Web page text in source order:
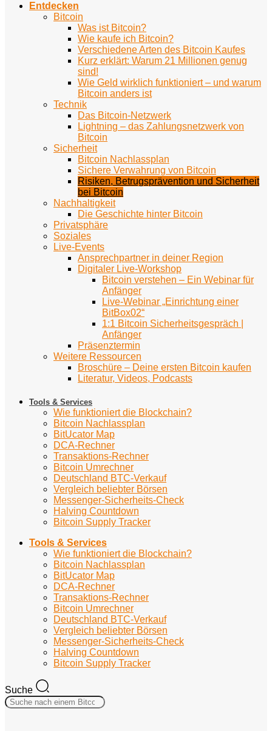
Entdecken
Bitcoin
Was ist Bitcoin?
Wie kaufe ich Bitcoin?
Verschiedene Arten des Bitcoin Kaufes
Kurz erklärt: Warum 21 Millionen genug
sind!
Wie Geld wirklich funktioniert – und warum
Bitcoin anders ist
Technik
Das Bitcoin-Netzwerk
Lightning – das Zahlungsnetzwerk von
Bitcoin
Sicherheit
Bitcoin Nachlassplan
Sichere Verwahrung von Bitcoin
Risiken, Betrugsprävention und Sicherheit
bei Bitcoin
Nachhaltigkeit
Die Geschichte hinter Bitcoin
Privatsphäre
Soziales
Live-Events
Ansprechpartner in deiner Region
Digitaler Live-Workshop
Bitcoin verstehen – Ein Webinar für
Anfänger
Live-Webinar „Einrichtung einer
BitBox02“
1:1 Bitcoin Sicherheitsgespräch |
Anfänger
Präsenztermin
Weitere Ressourcen
Broschüre – Deine ersten Bitcoin kaufen
Literatur, Videos, Podcasts
Tools & Services
Wie funktioniert die Blockchain?
Bitcoin Nachlassplan
BitUcator Map
DCA-Rechner
Transaktions-Rechner
Bitcoin Umrechner
Deutschland BTC-Verkauf
Vergleich beliebter Börsen
Messenger-Sicherheits-Check
Halving Countdown
Bitcoin Supply Tracker
Tools & Services
Wie funktioniert die Blockchain?
Bitcoin Nachlassplan
BitUcator Map
DCA-Rechner
Transaktions-Rechner
Bitcoin Umrechner
Deutschland BTC-Verkauf
Vergleich beliebter Börsen
Messenger-Sicherheits-Check
Halving Countdown
Bitcoin Supply Tracker
Suche